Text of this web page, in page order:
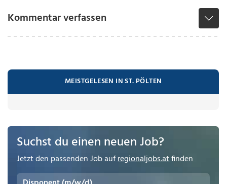
Kommentar verfassen
MEISTGELESEN IN ST. PÖLTEN
Suchst du einen neuen Job?
Jetzt den passenden Job aufregionaljobs.atfinden